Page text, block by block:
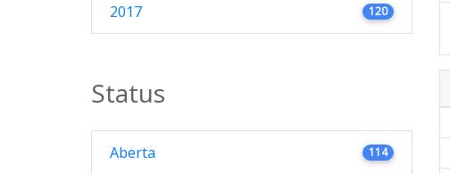
2017 120
Status
Aberta 114